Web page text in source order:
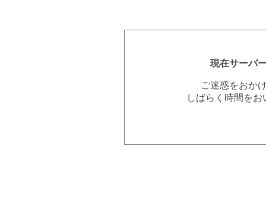
現在サーバ
ご迷惑をおか
しばらく時間を